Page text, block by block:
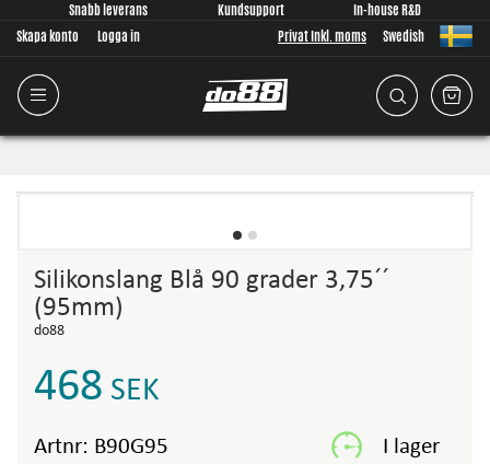
Snabb leverans Kundsupport
In-house R&D
Skapa konto
Logga in Privat Inkl. moms Swedish
Silikonslang Blå 90 grader 3,75´´
(95mm)
do88
468 SEK
Artnr: B90G95